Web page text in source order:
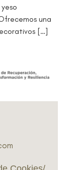
una
[…]